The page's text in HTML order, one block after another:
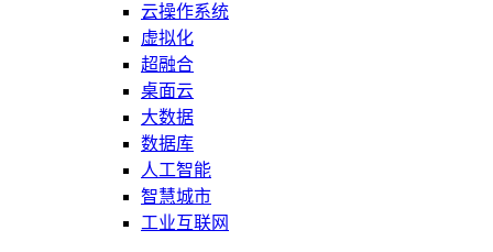
云操作系统
虚拟化
超融合
桌面云
大数据
数据库
人工智能
智慧城市
工业互联网